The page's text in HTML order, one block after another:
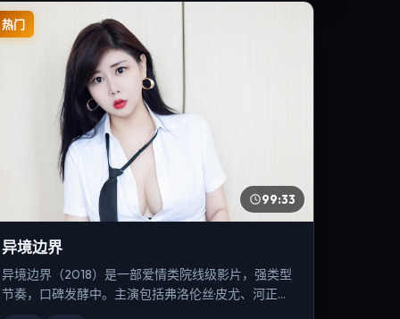
热门
99:33
异境边界
异境边界（2018）是一部爱情类院线级影片，强类型
节奏，口碑发酵中。主演包括弗洛伦丝·皮尤、河正